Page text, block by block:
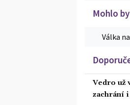
Mohlo
Válka
Vedro už
zachrání